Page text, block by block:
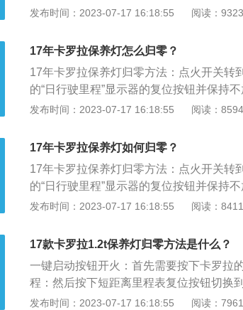
转至ON位置，等保养灯亮起到3秒进行闪
卡罗拉的长宽高分别为4620mm、
面，这款车17款采用夸张的前脸设计，整
条进气口，下进气格栅采用大嘴式设计，
也进行了调整。
发布时间：2023-07-17 16:18:55 阅读：9323
17年卡罗拉保养灯怎么归零？
17年卡罗拉保养灯归零方法：点火开关转
的“日行驶里程”显示器的复位按钮并保持
点亮3s再闪烁2s，然后亮1s后熄灭。松开
一样，起到提醒车主以及汽车维修工作人
不将保养灯归零，会将相应的汽车保养灯
没有归零，不会影响到车辆的性能，但是
准确知道新配件使用的时间。
发布时间：2023-07-17 16:18:55 阅读：8594
17年卡罗拉保养灯如何归零？
17年卡罗拉保养灯归零方法：点火开关转
的“日行驶里程”显示器的复位按钮并保持
点亮3s再闪烁2s，然后亮1s后熄灭。松开
一样，起到提醒车主以及汽车维修工作人
不将保养灯归零，会将相应的汽车保养灯
有归零，不会影响到车辆的性能，但是
确知道新配件使用的时间。
发布时间：2023-07-17 16:18:55 阅读：8411
17款卡罗拉1.2t保养灯归零方法是什么？
一键启动按钮开火：首先需要按下卡罗拉
程：然后按下短距离里程表复位按钮切换
然后关闭发动机开关。切换发动机开关：
发布时间：2023-07-17 16:18:55 阅读：7961